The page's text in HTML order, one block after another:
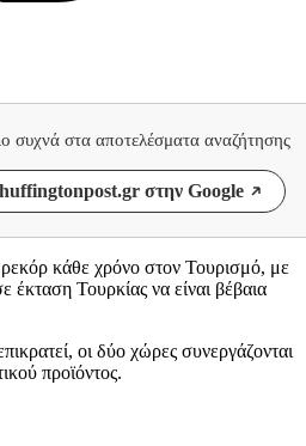
συχνά στα αποτελέσματα αναζήτησης
στην Google
κάθε χρόνο στον Τουρισμό, με
έκταση Τουρκίας να είναι βέβαια
οι δύο χώρες συνεργάζονται
προϊόντος.